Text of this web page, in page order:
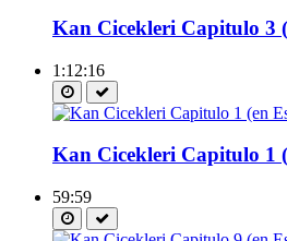
Kan Cicekleri Capitulo 3
1:12:16
Kan Cicekleri Capitulo 1
59:59